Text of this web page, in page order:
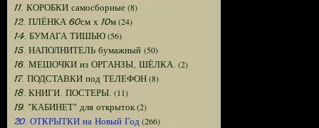
11. КОРОБКИ самосборные(8)
12. ПЛЁНКА 60см х 10м(24)
14. БУМАГА ТИШЬЮ(56)
15. НАПОЛНИТЕЛЬ бумажный (50)
16. МЕШОЧКИ из ОРГАНЗЫ, ШЁЛКА. (2)
17. ПОДСТАВКИ под ТЕЛЕФОН(8)
18. КНИГИ. ПОСТЕРЫ. (11)
19. "КАБИНЕТ" для открыток(2)
20. ОТКРЫТКИ на Новый Год (266)